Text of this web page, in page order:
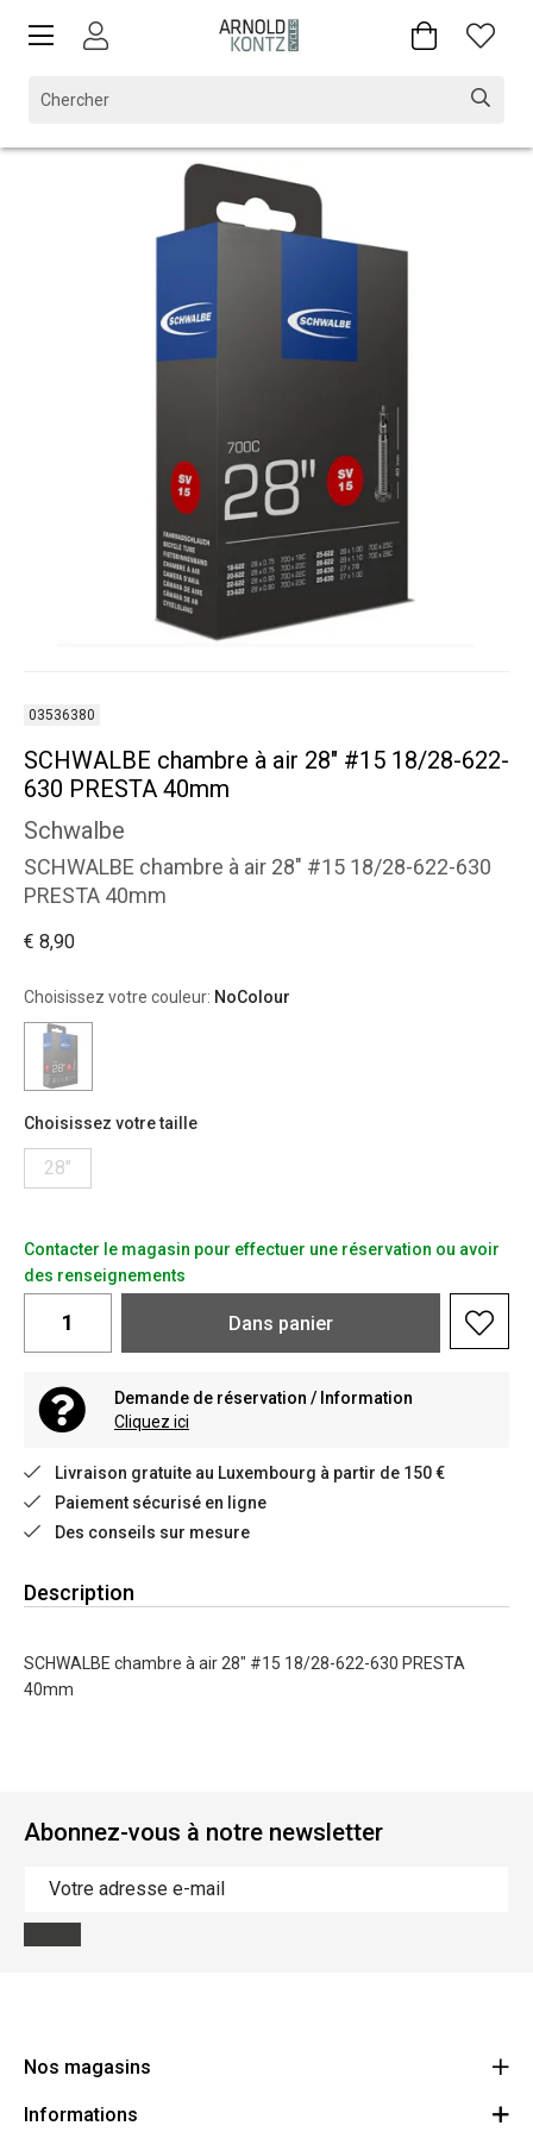
03536380
SCHWALBE chambre à air 28" #15 18/28-622-
630 PRESTA 40mm
Schwalbe
SCHWALBE chambre à air 28" #15 18/28-622-630
PRESTA 40mm
€ 8,90
Choisissez votre couleur: NoColour
Choisissez votre taille
28"
Contacter le magasin pour effectuer une réservation ou avoir
des renseignements
Dans panier
Demande de réservation / Information
Cliquez ici
Livraison gratuite au Luxembourg à partir de 150 €
Paiement sécurisé en ligne
Des conseils sur mesure
Description
SCHWALBE chambre à air 28" #15 18/28-622-630 PRESTA
40mm
Abonnez-vous à notre newsletter
Nos magasins
Cycles Arnold Kontz Gare / Bonnevoie
Informations